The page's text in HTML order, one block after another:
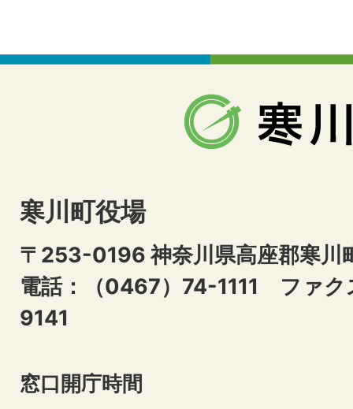
寒川町役場
〒253-0196 神奈川県高座郡寒川
電話：（0467）74-1111 ファ
9141
窓口開庁時間